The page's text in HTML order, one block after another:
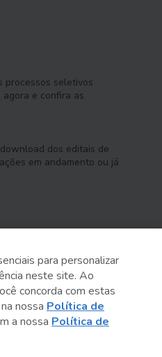
processos seletivos
e confira as
dos editais de
em andamento ou já
de São Paulo
para personalizar
neste site. Ao
concorda com estas
nossa Política de
a nossa Política de